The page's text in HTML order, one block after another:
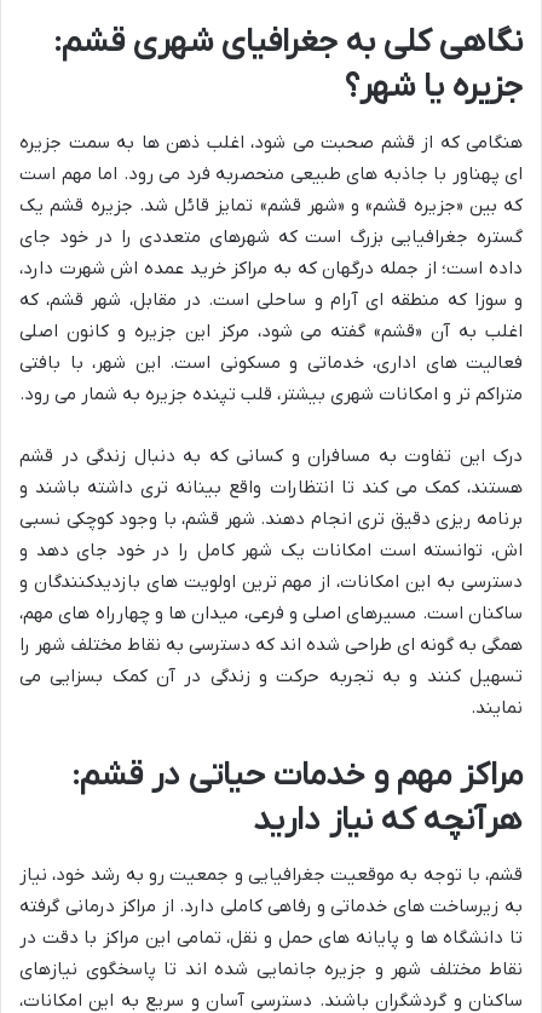
نگاهی کلی به جغرافیای شهری قشم:
جزیره یا شهر؟
هنگامی که از قشم صحبت می شود، اغلب ذهن ها به سمت جزیره
ای پهناور با جاذبه های طبیعی منحصربه فرد می رود. اما مهم است
که بین «جزیره قشم» و «شهر قشم» تمایز قائل شد. جزیره قشم یک
گستره جغرافیایی بزرگ است که شهرهای متعددی را در خود جای
داده است؛ از جمله درگهان که به مراکز خرید عمده اش شهرت دارد،
و سوزا که منطقه ای آرام و ساحلی است. در مقابل، شهر قشم، که
اغلب به آن «قشم» گفته می شود، مرکز این جزیره و کانون اصلی
فعالیت های اداری، خدماتی و مسکونی است. این شهر، با بافتی
متراکم تر و امکانات شهری بیشتر، قلب تپنده جزیره به شمار می رود.
درک این تفاوت به مسافران و کسانی که به دنبال زندگی در قشم
هستند، کمک می کند تا انتظارات واقع بینانه تری داشته باشند و
برنامه ریزی دقیق تری انجام دهند. شهر قشم، با وجود کوچکی نسبی
اش، توانسته است امکانات یک شهر کامل را در خود جای دهد و
دسترسی به این امکانات، از مهم ترین اولویت های بازدیدکنندگان و
ساکنان است. مسیرهای اصلی و فرعی، میدان ها و چهارراه های مهم،
همگی به گونه ای طراحی شده اند که دسترسی به نقاط مختلف شهر را
تسهیل کنند و به تجربه حرکت و زندگی در آن کمک بسزایی می
نمایند.
مراکز مهم و خدمات حیاتی در قشم:
هرآنچه که نیاز دارید
قشم، با توجه به موقعیت جغرافیایی و جمعیت رو به رشد خود، نیاز
به زیرساخت های خدماتی و رفاهی کاملی دارد. از مراکز درمانی گرفته
تا دانشگاه ها و پایانه های حمل و نقل، تمامی این مراکز با دقت در
نقاط مختلف شهر و جزیره جانمایی شده اند تا پاسخگوی نیازهای
ساکنان و گردشگران باشند. دسترسی آسان و سریع به این امکانات،